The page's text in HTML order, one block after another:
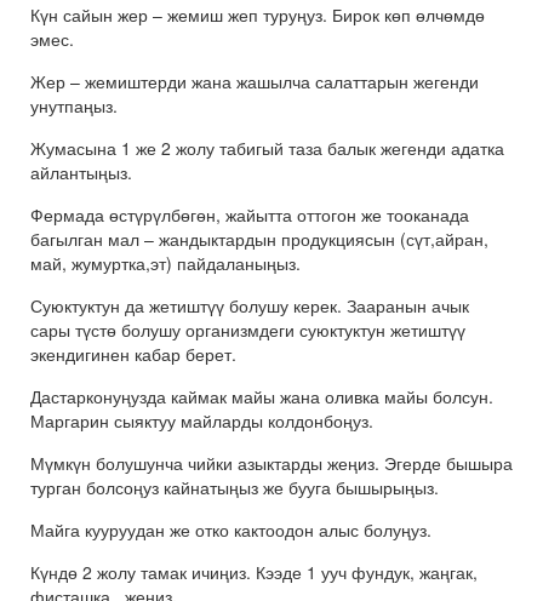
Күн сайын жер – жемиш жеп туруңуз. Бирок көп өлчөмдө
эмес.
Жер – жемиштерди жана жашылча салаттарын жегенди
унутпаңыз.
Жумасына 1 же 2 жолу табигый таза балык жегенди адатка
айлантыңыз.
Фермада өстүрүлбөгөн, жайытта оттогон же тооканада
багылган мал – жандыктардын продукциясын (сүт,айран,
май, жумуртка,эт) пайдаланыңыз.
Суюктуктун да жетиштүү болушу керек. Зааранын ачык
сары түстө болушу организмдеги суюктуктун жетиштүү
экендигинен кабар берет.
Дастарконуңузда каймак майы жана оливка майы болсун.
Маргарин сыяктуу майларды колдонбоңуз.
Мүмкүн болушунча чийки азыктарды жеңиз. Эгерде бышыра
турган болсоңуз кайнатыңыз же бууга бышырыңыз.
Майга кууруудан же отко кактоодон алыс болуңуз.
Күндө 2 жолу тамак ичиңиз. Кээде 1 ууч фундук, жаңгак,
фисташка жеңиз.